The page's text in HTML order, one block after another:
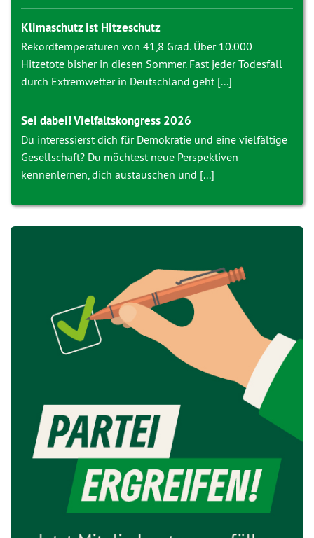
Klimaschutz ist Hitzeschutz
Rekordtemperaturen von 41,8 Grad. Über 10.000
Hitzetote bisher in diesen Sommer. Fast jeder Todesfall
durch Extremwetter in Deutschland geht [...]
Sei dabei! Vielfaltskongress 2026
Du interessierst dich für Demokratie und eine vielfältige
Gesellschaft? Du möchtest neue Perspektiven
kennenlernen, dich austauschen und [...]